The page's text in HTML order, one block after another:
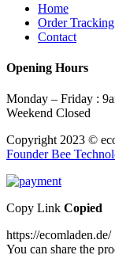
Home
Order Tracking
Contact
Opening Hours
Monday – Friday :
Weekend Closed
Copyright 2023 ©
Founder Bee
Copy Link Copied
https://ecomladen.de/
You can share the